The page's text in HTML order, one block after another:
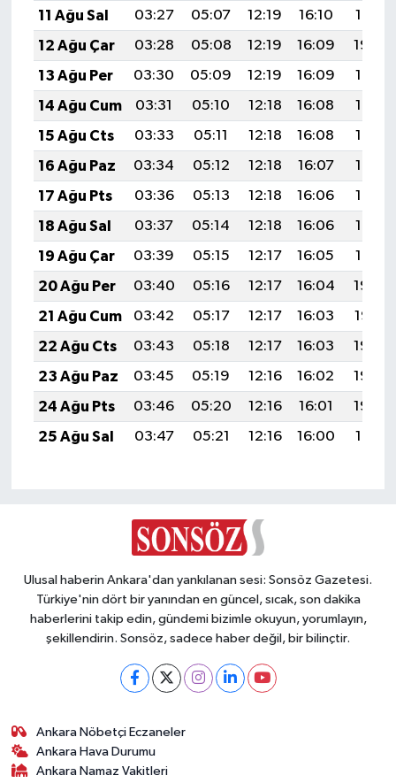
11 Ağu Sal
03:27 05:07 12:19 16:10
19:21
12 Ağu Çar
03:28 05:08 12:19 16:09
19:20
13 Ağu Per
03:30 05:09 12:19 16:09
19:19
14 Ağu Cum
03:31 05:10 12:18 16:08
19:17
15 Ağu Cts
03:33 05:11 12:18 16:08
19:16
16 Ağu Paz
03:34 05:12 12:18 16:07
19:14
17 Ağu Pts
03:36 05:13 12:18 16:06
19:13
18 Ağu Sal
03:37 05:14 12:18 16:06
19:12
19 Ağu Çar
03:39 05:15 12:17 16:05
19:10
20 Ağu Per
03:40 05:16 12:17 16:04
19:09
21 Ağu Cum
03:42 05:17 12:17 16:03
19:07
22 Ağu Cts
03:43 05:18 12:17 16:03
19:06
23 Ağu Paz
03:45 05:19 12:16 16:02
19:04
24 Ağu Pts
03:46 05:20 12:16 16:01
19:03
25 Ağu Sal
03:47 05:21 12:16 16:00 19:01
Ulusal haberin Ankara'dan yankılanan sesi: Sonsöz Gazetesi.
Türkiye'nin dört bir yanından en güncel, sıcak, son dakika
haberlerini takip edin, gündemi bizimle okuyun, yorumlayın,
şekillendirin. Sonsöz, sadece haber değil, bir bilinçtir.
Ankara Nöbetçi Eczaneler
Ankara Hava Durumu
Ankara Namaz Vakitleri